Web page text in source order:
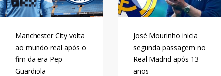
Manchester City volta
ao mundo real após o
fim da era Pep
Guardiola
José Mourinho inicia
segunda passagem no
Real Madrid após 13
anos